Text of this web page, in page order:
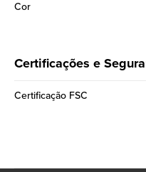
Cor
Certificações e
Certificação FSC